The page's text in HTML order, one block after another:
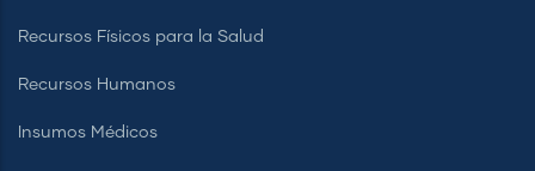
Recursos Físicos para la Salud
Recursos Humanos
Insumos Médicos